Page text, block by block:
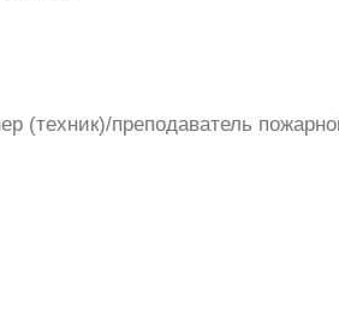
(техник)/преподаватель